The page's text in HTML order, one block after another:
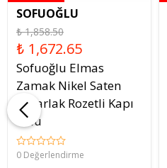
SOFUOĞLU
₺ 1,858.50
₺ 1,672.65
Sofuoğlu Elmas
Zamak Nikel Saten
Yuvarlak Rozetli Kapı
Kolu
0 Değerlendirme